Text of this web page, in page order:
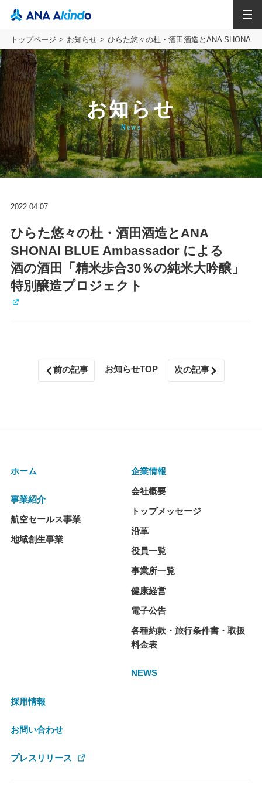
トップページ お知らせ ひらた悠々の杜・酒田酒造とANA SHONAI
お知らせ
News
2022.04.07
ひらた悠々の杜・酒田酒造とANA
SHONAI BLUE Ambassador による
酒の酒田「精米歩合30％の純米大吟醸」
特別醸造プロジェクト
前の記事 お知らせTOP 次の記事
ホーム
事業紹介
航空セールス事業
地域創生事業
企業情報
会社概要
トップメッセージ
沿革
役員一覧
事業所一覧
健康経営
電子公告
各種約款・旅行条件書・取扱
料金表
NEWS
採用情報
お問い合わせ
プレスリリース